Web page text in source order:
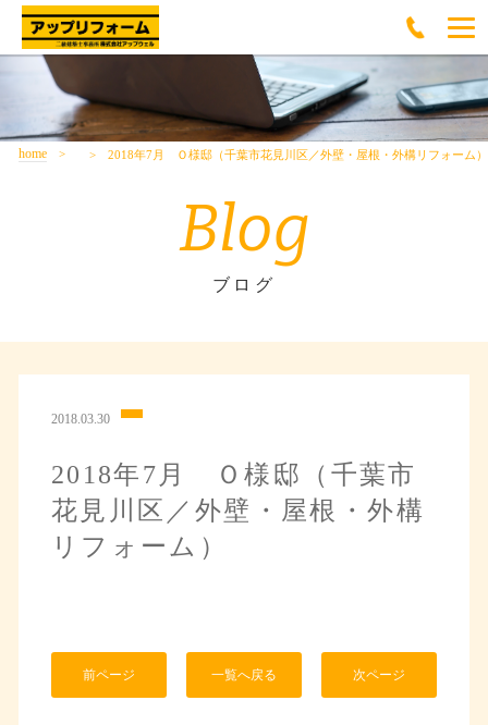
home 2018年7月 Ｏ様邸（千葉市花見川区／外壁・屋根・外構リフォーム）
Blog
ブログ
2018.03.30
2018年7月 Ｏ様邸（千葉市
花見川区／外壁・屋根・外構
リフォーム）
前ページ 一覧へ戻る 次ページ